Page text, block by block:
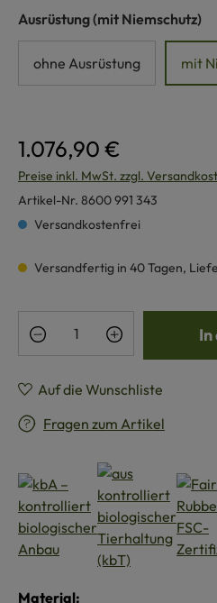
Ausrüstungauswählen
(mit Niemschutz)
ohne Ausrüstung mit
1.076,90 €
Preise inkl. MwSt. zzgl.
Artikel-Nr. 8600 991 343
Versandkostenfrei
Versandfertig in 40 Tagen,
Produkt Anzahl: Gib
Auf die Wunschliste
Fragen zum Artikel
Material: